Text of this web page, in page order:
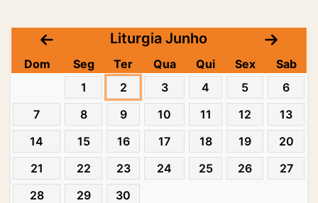
Liturgia Junho
Dom Seg Ter Qua Qui Sex
Sab
1
2 3 4 5
6
7
8 9 10 11 12
13
14
15 16 17 18 19
20
21
22 23 24 25 26
27
28
29 30